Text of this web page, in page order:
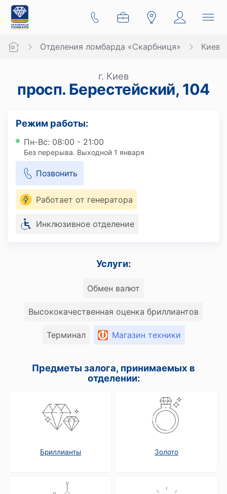
Отделения ломбарда «Скарбниця» Киев
г. Киев
просп. Берестейский, 104
Режим работы:
Пн-Вс: 08:00 - 21:00
Без перерыва. Выходной 1 января
Позвонить
Работает от генератора
Инклюзивное отделение
Услуги:
Обмен валют
Высококачественная оценка бриллиантов
Терминал Магазин техники
Предметы залога, принимаемых в
отделении:
Бриллианты Золото